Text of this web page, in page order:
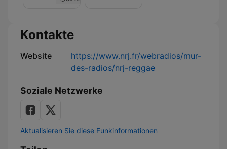
sur
NRJ
Kontakte
Website
https://www.nrj.fr/webradios/mur-
des-radios/nrj-reggae
Soziale Netzwerke
Aktualisieren Sie diese Funkinformationen